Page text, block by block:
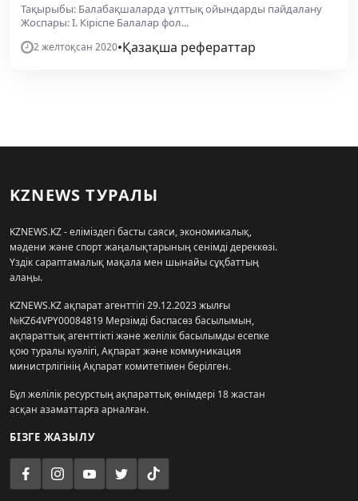
Тақырыбы: Балабақшаларда ұлттық ойындарды пайдалану
Жоспары: І. Кіріспе Балалар фол...
2 желтоқсан 2020•Қазақша рефераттар
KZNEWS ТУРАЛЫ
KZNEWS.KZ - еліміздегі басты саяси, экономикалық,
мәдени және спорт жаңалықтарының сенімді дереккөзі.
Үздік сараптамалық мақала мен шынайы сұқбаттың
алаңы.
KZNEWS.KZ ақпарат агенттігі 29.12.2023 жылғы
№KZ64VPY00084819 Мерзімді баспасөз басылымын,
ақпараттық агенттікті және желілік басылымды есепке
қою туралы куәлігі, Ақпарат және коммуникация
министрлігінің Ақпарат комитетімен берілген.
Бұл желілік ресурстың ақпараттық өнімдері 18 жастан
асқан азаматтарға арналған.
БІЗГЕ ЖАЗЫЛУ